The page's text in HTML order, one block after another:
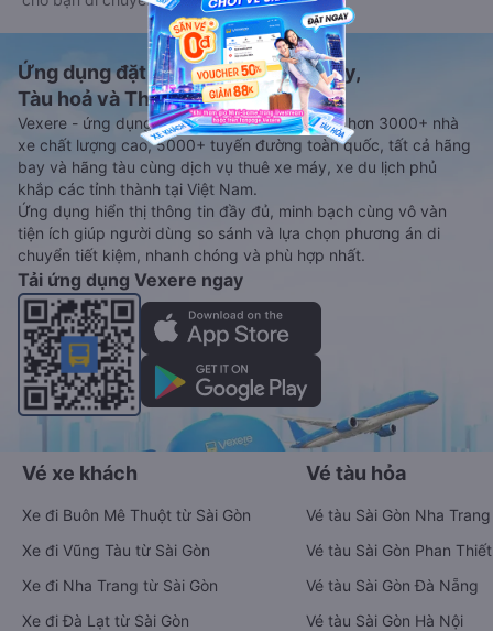
Ứng dụng đặt vé Xe khách, Máy bay,
Tàu hoả và Thuê xe
Vexere - ứng dụng đặt vé đa phương tiện với hơn 3000+ nhà
xe chất lượng cao, 5000+ tuyến đường toàn quốc, tất cả hãng
bay và hãng tàu cùng dịch vụ thuê xe máy, xe du lịch phủ
khắp các tỉnh thành tại Việt Nam.
Ứng dụng hiển thị thông tin đầy đủ, minh bạch cùng vô vàn
tiện ích giúp người dùng so sánh và lựa chọn phương án di
chuyển tiết kiệm, nhanh chóng và phù hợp nhất.
Tải ứng dụng Vexere ngay
Vé xe khách
Xe đi Buôn Mê Thuột từ Sài Gòn
Xe đi Vũng Tàu từ Sài Gòn
Xe đi Nha Trang từ Sài Gòn
Xe đi Đà Lạt từ Sài Gòn
Vé tàu hỏa
Vé tàu Sài Gòn Nha Trang
Vé tàu Sài Gòn Phan Thiết
Vé tàu Sài Gòn Đà Nẵng
Vé tàu Sài Gòn Hà Nội